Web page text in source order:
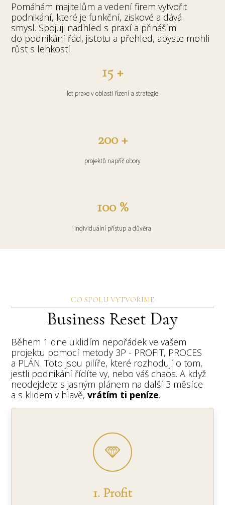
Pomáhám majitelům a vedení firem vytvořit
podnikání, které je funkční, ziskové a dává
smysl. Spojuji nadhled s praxí a přináším
do podnikání řád, jistotu a přehled, abyste mohli
růst s lehkostí.
15 +
let praxe v oblasti řízení a strategie
200 +
projektů napříč obory
100 %
individuální přístup a důvěra
CO SPOLU VYTVOŘÍME
Business Reset Day
Během 1 dne uklidím nepořádek ve vašem
projektu pomocí metody 3P - PROFIT, PROCES
a PLÁN. Toto jsou pilíře, které rozhodují o tom,
jestli podnikání řídíte vy, nebo váš chaos. A když
neodejdete s jasným plánem na další 3 měsíce
a s klidem v hlavě, vrátím ti peníze.
1. Profit